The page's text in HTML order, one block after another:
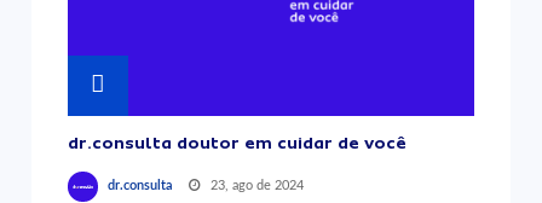
dr.consulta doutor em cuidar de você
dr.consulta 23, ago de 2024